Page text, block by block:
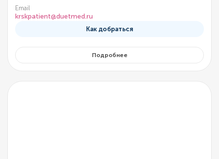
Email
krskpatient@duetmed.ru
Как добраться
Подробнее